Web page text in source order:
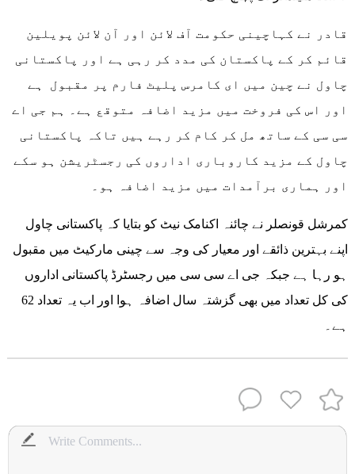
قادر نے کہاچینی حکومت آف لائن اور آن لائن پویلین
قائم کر کے پاکستان کی مدد کر رہی ہے اور پاکستانی
چاول نے چین میں ای کامرس پلیٹ فارم پر مقبول ہے
اور اس کی فروخت میں مزید اضافہ متوقع ہے۔ ہم جی اے
سی سی کے ساتھ مل کر کام کر رہے ہیں تاکہ پاکستانی
چاول کے مزید کاروباری اداروں کی رجسٹریشن ہو سکے
اور ہماری برآمدات میں مزید اضافہ ہو۔
کمرشل قونصلر نے چائنہ اکنامک نیٹ کو بتایا کہ پاکستانی چاول
اپنے بہترین ذائقے اور معیار کی وجہ سے چینی مارکیٹ میں مقبول
ہو رہا ہے جبکہ جی اے سی سی میں رجسٹرڈ پاکستانی اداروں
کی کل تعداد میں بھی گزشتہ سال اضافہ ہوا اور اب یہ تعداد 62
ہے۔